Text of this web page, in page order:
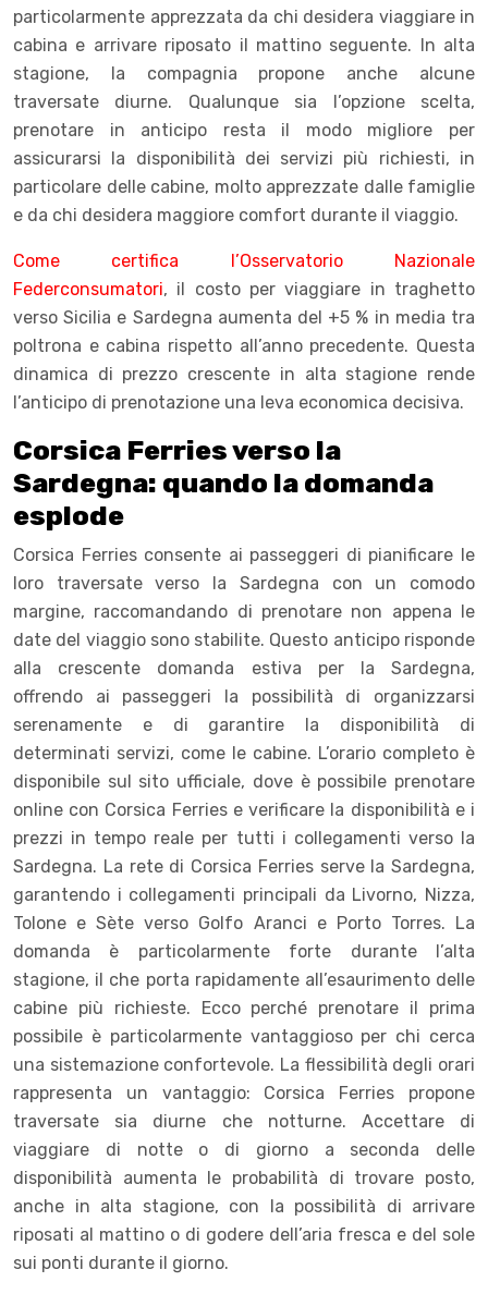
particolarmente apprezzata da chi desidera viaggiare in
cabina e arrivare riposato il mattino seguente. In alta
stagione, la compagnia propone anche alcune
traversate diurne. Qualunque sia l’opzione scelta,
prenotare in anticipo resta il modo migliore per
assicurarsi la disponibilità dei servizi più richiesti, in
particolare delle cabine, molto apprezzate dalle famiglie
e da chi desidera maggiore comfort durante il viaggio.
Come certifica l’Osservatorio Nazionale
Federconsumatori, il costo per viaggiare in traghetto
verso Sicilia e Sardegna aumenta del +5 % in media tra
poltrona e cabina rispetto all’anno precedente. Questa
dinamica di prezzo crescente in alta stagione rende
l’anticipo di prenotazione una leva economica decisiva.
Corsica Ferries verso la
Sardegna: quando la domanda
esplode
Corsica Ferries consente ai passeggeri di pianificare le
loro traversate verso la Sardegna con un comodo
margine, raccomandando di prenotare non appena le
date del viaggio sono stabilite. Questo anticipo risponde
alla crescente domanda estiva per la Sardegna,
offrendo ai passeggeri la possibilità di organizzarsi
serenamente e di garantire la disponibilità di
determinati servizi, come le cabine. L’orario completo è
disponibile sul sito ufficiale, dove è possibile prenotare
online con Corsica Ferries e verificare la disponibilità e i
prezzi in tempo reale per tutti i collegamenti verso la
Sardegna. La rete di Corsica Ferries serve la Sardegna,
garantendo i collegamenti principali da Livorno, Nizza,
Tolone e Sète verso Golfo Aranci e Porto Torres. La
domanda è particolarmente forte durante l’alta
stagione, il che porta rapidamente all’esaurimento delle
cabine più richieste. Ecco perché prenotare il prima
possibile è particolarmente vantaggioso per chi cerca
una sistemazione confortevole. La flessibilità degli orari
rappresenta un vantaggio: Corsica Ferries propone
traversate sia diurne che notturne. Accettare di
viaggiare di notte o di giorno a seconda delle
disponibilità aumenta le probabilità di trovare posto,
anche in alta stagione, con la possibilità di arrivare
riposati al mattino o di godere dell’aria fresca e del sole
sui ponti durante il giorno.